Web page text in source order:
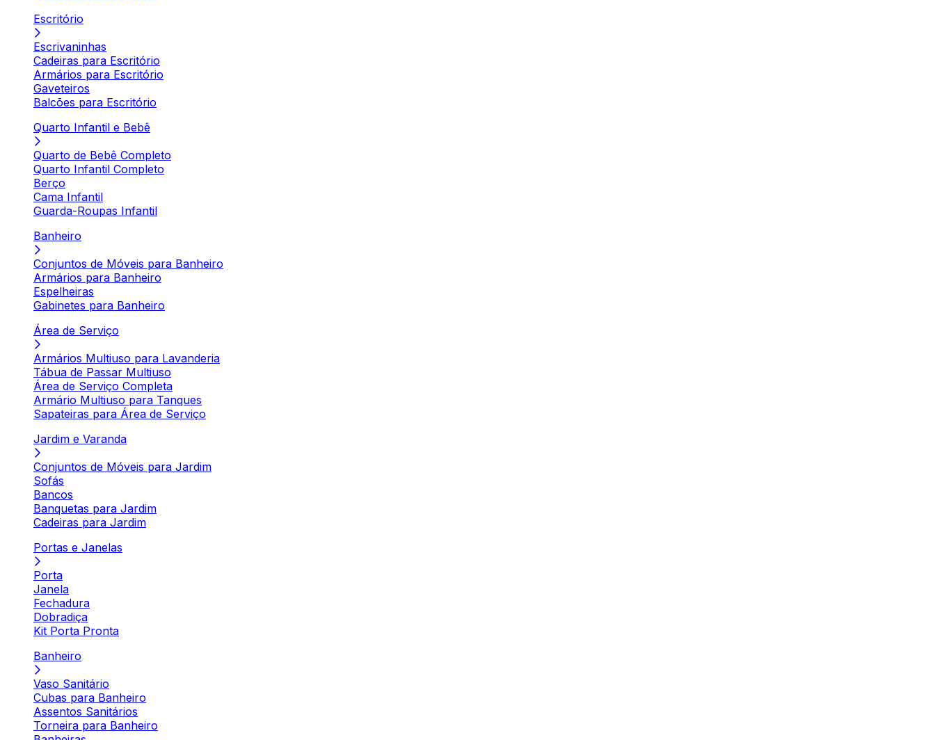
Escritório
Escrivaninhas
Cadeiras para Escritório
Armários para Escritório
Gaveteiros
Balcões para Escritório
Quarto Infantil e Bebê
Quarto de Bebê Completo
Quarto Infantil Completo
Berço
Cama Infantil
Guarda-Roupas Infantil
Banheiro
Conjuntos de Móveis para Banheiro
Armários para Banheiro
Espelheiras
Gabinetes para Banheiro
Área de Serviço
Armários Multiuso para Lavanderia
Tábua de Passar Multiuso
Área de Serviço Completa
Armário Multiuso para Tanques
Sapateiras para Área de Serviço
Jardim e Varanda
Conjuntos de Móveis para Jardim
Sofás
Bancos
Banquetas para Jardim
Cadeiras para Jardim
Portas e Janelas
Porta
Janela
Fechadura
Dobradiça
Kit Porta Pronta
Banheiro
Vaso Sanitário
Cubas para Banheiro
Assentos Sanitários
Torneira para Banheiro